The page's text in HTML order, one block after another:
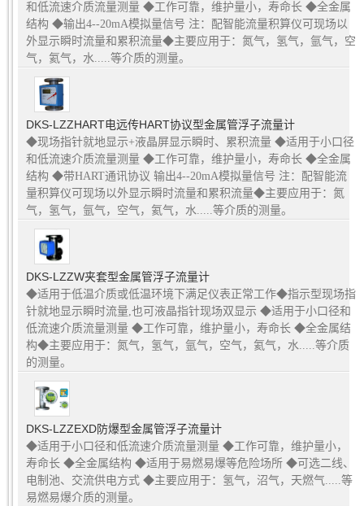
和低流速介质流量测量 ◆工作可靠，维护量小，寿命长 ◆全金属
结构 ◆输出4--20mA模拟量信号 注：配智能流量积算仪可现场以
外显示瞬时流量和累积流量◆主要应用于：氮气，氢气，氩气，空
气，氦气，水.....等介质的测量。
DKS-LZZHART电远传HART协议型金属管浮子流量计
◆现场指针就地显示+液晶屏显示瞬时、累积流量 ◆适用于小口径
和低流速介质流量测量 ◆工作可靠，维护量小，寿命长 ◆全金属
结构 ◆带HART通讯协议 输出4--20mA模拟量信号 注：配智能流
量积算仪可现场以外显示瞬时流量和累积流量◆主要应用于：氮
气，氢气，氩气，空气，氦气，水.....等介质的测量。
DKS-LZZW夹套型金属管浮子流量计
◆适用于低温介质或低温环境下满足仪表正常工作◆指示型现场指
针就地显示瞬时流量,也可液晶指针现场双显示 ◆适用于小口径和
低流速介质流量测量 ◆工作可靠，维护量小，寿命长 ◆全金属结
构◆主要应用于：氮气，氢气，氩气，空气，氦气，水.....等介质
的测量。
DKS-LZZEXD防爆型金属管浮子流量计
◆适用于小口径和低流速介质流量测量 ◆工作可靠，维护量小，
寿命长 ◆全金属结构 ◆适用于易燃易爆等危险场所 ◆可选二线、
电制池、交流供电方式 ◆主要应用于：氢气，沼气，天燃气.....等
易燃易爆介质的测量。